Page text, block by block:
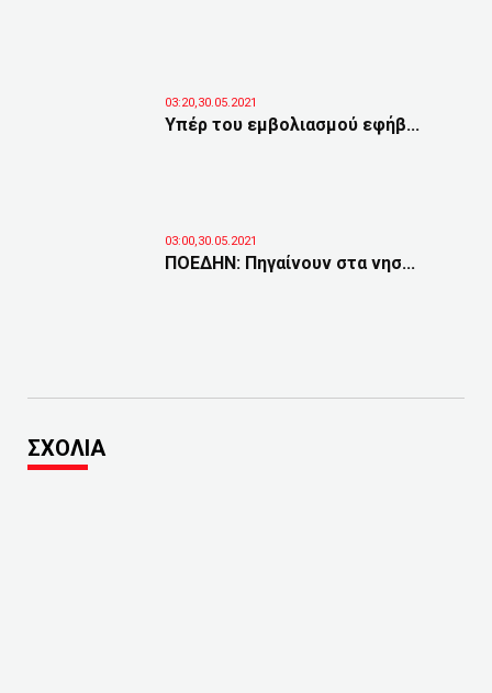
03:20,30.05.2021
Υπέρ του εμβολιασμού εφήβ...
03:00,30.05.2021
ΠΟΕΔΗΝ: Πηγαίνουν στα νησ...
ΣΧΟΛΙΑ